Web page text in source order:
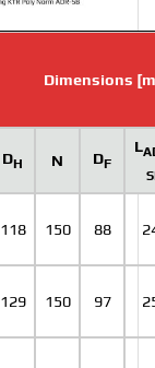
Dimensions
DH N DF
L
118 150 88
129 150 97